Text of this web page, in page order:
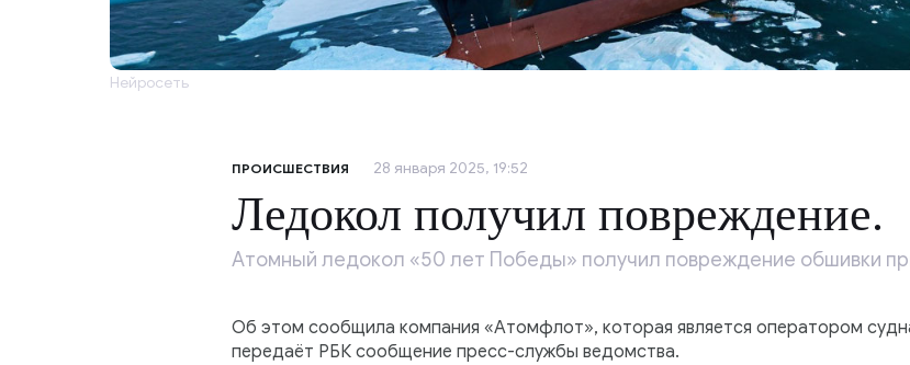
Нейросеть
ПРОИСШЕСТВИЯ 28 января 2025, 19:52
Ледокол получил повреждение.
Атомный ледокол «50 лет Победы» получил повреждение обшивки
Об этом сообщила компания «Атомфлот», которая является оператором
передаёт РБК сообщение пресс-службы ведомства.